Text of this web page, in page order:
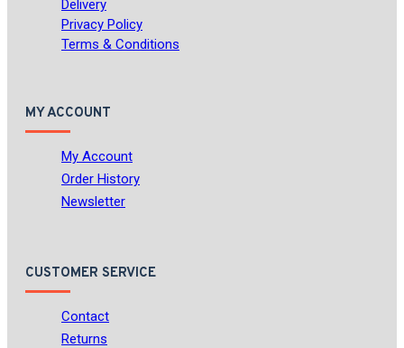
Delivery
Privacy Policy
Terms & Conditions
MY ACCOUNT
My Account
Order History
Newsletter
CUSTOMER SERVICE
Contact
Returns